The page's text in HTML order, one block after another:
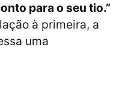
para o seu tio.”
à primeira, a
uma